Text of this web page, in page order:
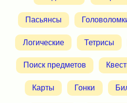
Пасьянсы
Логические Тетрисы
Поиск предметов
Карты Гонки